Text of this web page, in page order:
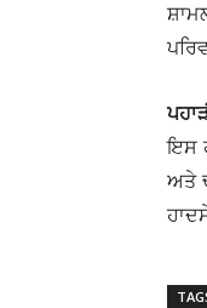
ਇਸ
ਅਤੇ